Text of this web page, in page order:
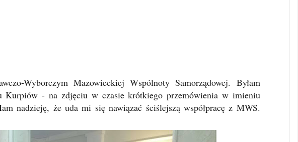
Wyborczym Mazowieckiej Wspólnoty Samorządowej. Byłam
Kurpiów - na zdjęciu w czasie krótkiego przemówienia w imieniu
nadzieję, że uda mi się nawiązać ściślejszą współpracę z MWS.